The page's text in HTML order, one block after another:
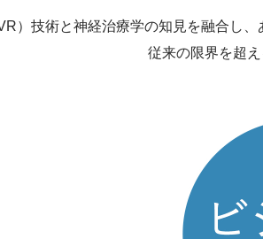
）技術と神経治療学の知見を融合し、
従来の限界を超